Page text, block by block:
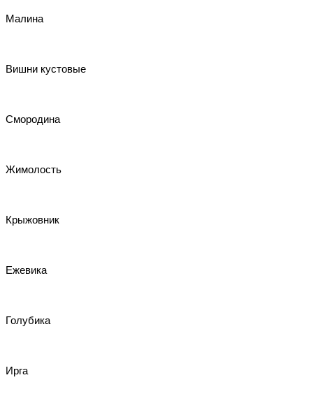
Малина
Вишни кустовые
Смородина
Жимолость
Крыжовник
Ежевика
Голубика
Ирга